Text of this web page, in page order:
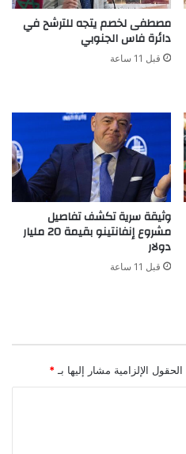
مصطفى لخصم يتجه للترشح في
دائرة فاس الجنوبي
قبل 11 ساعة
وثيقة سرية تكشف تفاصيل
مشروع إنفانتينو بقيمة 20 مليار
دولار
قبل 11 ساعة
الحقول الإلزامية مشار إليها بـ*